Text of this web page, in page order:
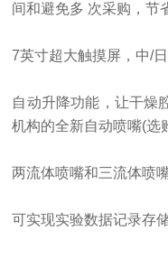
间和避免多 次采购，节
7英寸超大触摸屏，中/
自动升降功能，让干燥
机构的全新自动喷嘴(选
两流体喷嘴和三流体喷
可实现实验数据记录存